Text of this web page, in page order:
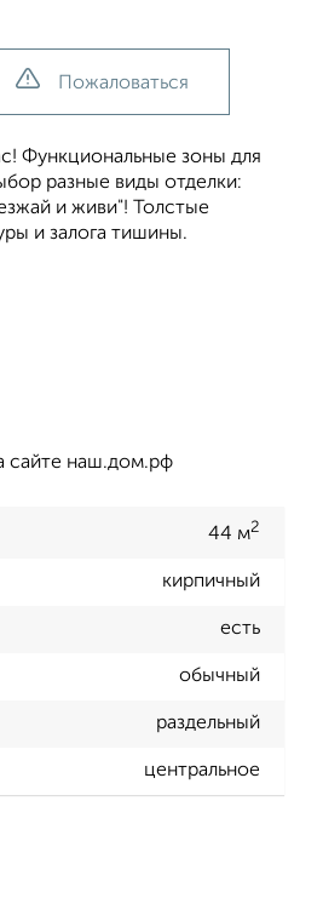
Пожаловаться
Функциональные зоны для
разные виды отделки:
и живи"! Толстые
и залога тишины.
сайте наш.дом.рф
44 м2
кирпичный
есть
обычный
раздельный
центральное